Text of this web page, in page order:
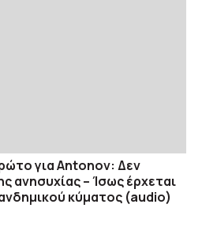
για Antonov: Δεν
ανησυχίας – Ίσως έρχεται
κύματος (audio)